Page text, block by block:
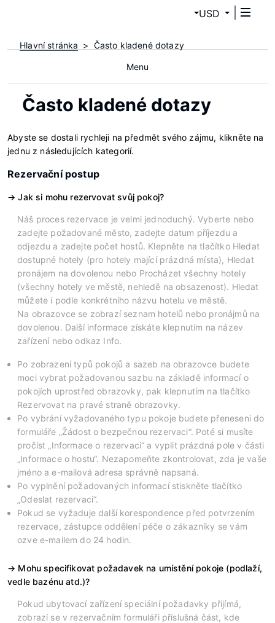
USD
Hlavní stránka Často kladené dotazy
Menu
Často kladené dotazy
Abyste se dostali rychleji na předmět svého zájmu, klikněte na
jednu z následujících kategorií.
Rezervační postup
Jak si mohu rezervovat svůj pokoj?
Náš proces rezervace je velmi jednoduchý. Vyberte nebo
zadejte požadované město, zadejte datum příjezdu a
odjezdu a zadejte počet hostů. Klepněte na tlačítko Hledat
dostupné hotely (pro hotely mající prázdná místa), Hledat
pronájem na dovolenou nebo Procházet všechny hotely
(všechny hotely ve městě, nehledě na obsazenost). Hledat
můžete i podle konkrétního názvu hotelu ve městě.
Na obrazovce se zobrazí seznam hotelů nebo pronájmů na
dovolenou. Další informace získáte klepnutím na název
zařízení nebo odkaz Info.
Po zobrazení typů pokojů a sazeb na obrazovce budete
moci vybrat požadovanou sazbu na základě informací o
pokojích uprostřed obrazovky, pak klepnutím na tlačítko
Rezervovat na pravé straně obrazovky.
Po vybrání vyžadovaného typu pokoje budete přeneseni do
formuláře „Žádost o bezpečnou rezervaci“. Poté si musíte
pročíst „Informace o rezervaci“ a vyplit prázdná pole v části
„Informace o hostu“. Nezapomeňte zkontrolovat, zda je vaše
jméno a e-mailová adresa správně napsaná.
Po vyplnění požadovaných informací stiskněte tlačítko
„Odeslat rezervaci“.
Pokud se vyžaduje další korespondence před potvrzením
rezervace, zástupce oddělení péče o zákazníky se vám
ozve e-mailem do 24 hodin.
Mohu specifikovat požadavek na umístění pokoje (podlaží,
vedle bazénu atd.)?
Pokud ubytovací zařízení speciální požadavky přijímá,
zobrazí se v rezervačním formuláři příslušná část, kde